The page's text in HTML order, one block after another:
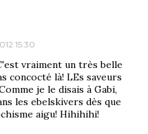
15:30
vraiment un très belle
concocté là! LEs saveurs
je le disais à Gabi,
les ebelskivers dès que
aigu! Hihihihi!